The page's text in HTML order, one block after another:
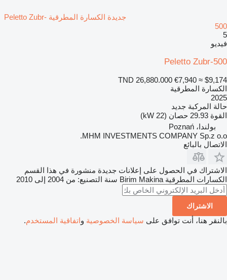
جديدة الكسارة المطرقية Peletto Zubr-
500
5
فيديو
Peletto Zubr-500
TND 26,880.000 €7,940 ≈ $9,174
الكسارة المطرقية
2025
حالة المركبة جديد
القوة 29.93 حصان (22 kW)
بولندا، Poznań
MHM INVESTMENTS COMPANY Sp.z o.o.
الاتصال بالبائع
الاشتراك في الحصول على إعلانات جديدة منشورة في هذا القسم
الكسارات المطرقية Birim Makina سنة التصنيع: من 2004 إلى 2010
الاشتراك
بالنقر هنا، أنت توافق على سياسة الخصوصية واتفاقية المستخدم.